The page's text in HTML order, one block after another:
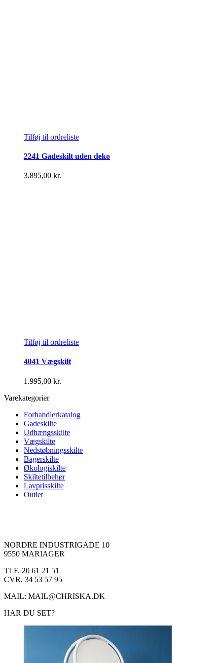
Tilføj til ordreliste
2241 Gadeskilt uden deko
3.895,00 kr.
Tilføj til ordreliste
4041 Vægskilt
1.995,00 kr.
Varekategorier
Forhandlerkatalog
Gadeskilte
Udhængsskilte
Vægskilte
Nedstøbningsskilte
Bagerskilte
Økologiskilte
Skiltetilbehør
Lavprisskilte
Outlet
NORDRE INDUSTRIGADE 10
9550 MARIAGER
TLF. 20 61 21 51
CVR. 34 53 57 95
MAIL: MAIL@CHRISKA.DK
HAR DU SET?